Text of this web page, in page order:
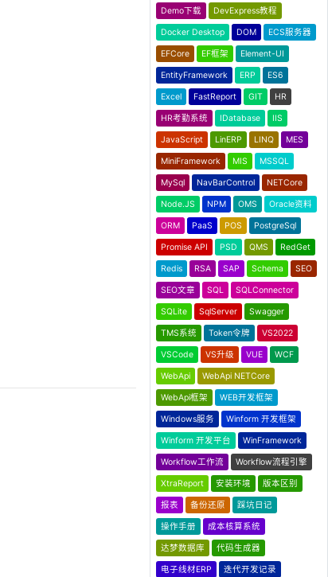
Demo下载 DevExpress教程
Docker Desktop DOM ECS服务器
EFCore EF框架 Element-UI
EntityFramework ERP ES6
Excel FastReport GIT HR
HR考勤系统 IDatabase IIS
JavaScript LinERP LINQ MES
MiniFramework MIS MSSQL
MySql NavBarControl NETCore
Node.JS NPM OMS Oracle资料
ORM PaaS POS PostgreSql
Promise API PSD QMS RedGet
Redis RSA SAP Schema SEO
SEO文章 SQL SQLConnector
SQLite SqlServer Swagger
TMS系统 Token令牌 VS2022
VSCode VS升级 VUE WCF
WebApi WebApi NETCore
WebApi框架 WEB开发框架
Windows服务 Winform 开发框架
Winform 开发平台 WinFramework
Workflow工作流 Workflow流程引擎
XtraReport 安装环境 版本区别
报表 备份还原 踩坑日记
操作手册 成本核算系统
达梦数据库 代码生成器
电子线材ERP 迭代开发记录